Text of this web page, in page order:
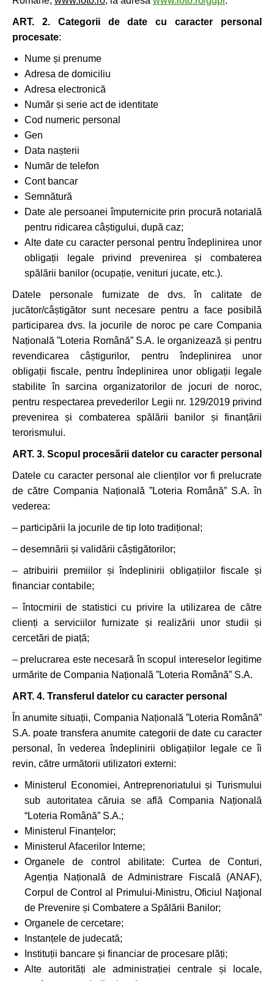
ART. 2. Categorii de date cu caracter personal
procesate:
Nume și prenume
Adresa de domiciliu
Adresa electronică
Număr și serie act de identitate
Cod numeric personal
Gen
Data nașterii
Număr de telefon
Cont bancar
Semnătură
Date ale persoanei împuternicite prin procură notarială
pentru ridicarea câștigului, după caz;
Alte date cu caracter personal pentru îndeplinirea unor
obligații legale privind prevenirea și combaterea
spălării banilor (ocupație, venituri jucate, etc.).
Datele personale furnizate de dvs. în calitate de
jucător/câștigător sunt necesare pentru a face posibilă
participarea dvs. la jocurile de noroc pe care Compania
Națională ”Loteria Română” S.A. le organizează și pentru
revendicarea câștigurilor, pentru îndeplinirea unor
obligații fiscale, pentru îndeplinirea unor obligații legale
stabilite în sarcina organizatorilor de jocuri de noroc,
pentru respectarea prevederilor Legii nr. 129/2019 privind
prevenirea și combaterea spălării banilor și finanțării
terorismului.
ART. 3. Scopul procesării datelor cu caracter personal
Datele cu caracter personal ale clienților vor fi prelucrate
de către Compania Națională ”Loteria Română” S.A. în
vederea:
– participării la jocurile de tip loto tradițional;
– desemnării și validării câștigătorilor;
– atribuirii premiilor și îndeplinirii obligațiilor fiscale și
financiar contabile;
– întocmirii de statistici cu privire la utilizarea de către
clienți a serviciilor furnizate și realizării unor studii și
cercetări de piață;
– prelucrarea este necesară în scopul intereselor legitime
urmărite de Compania Națională ”Loteria Română” S.A.
ART. 4. Transferul datelor cu caracter personal
În anumite situații, Compania Națională ”Loteria Română”
S.A. poate transfera anumite categorii de date cu caracter
personal, în vederea îndeplinirii obligațiilor legale ce îi
revin, către următorii utilizatori externi:
Ministerul Economiei, Antreprenoriatului și Turismului
sub autoritatea căruia se află Compania Națională
“Loteria Română” S.A.;
Ministerul Finanțelor;
Ministerul Afacerilor Interne;
Organele de control abilitate: Curtea de Conturi,
Agenția Națională de Administrare Fiscală (ANAF),
Corpul de Control al Primului-Ministru, Oficiul Naţional
de Prevenire și Combatere a Spălării Banilor;
Organele de cercetare;
Instanțele de judecată;
Instituții bancare și financiar de procesare plăți;
Alte autorități ale administrației centrale și locale,